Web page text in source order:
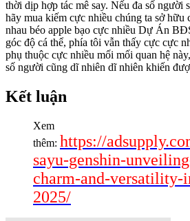
thời dịp hợp tác mê say. Nếu đa số người
hãy mua kiếm cực nhiều chúng ta sở hữu
nhau béo apple bạo cực nhiều Dự Án
góc độ cá thể, phía tôi vẫn thấy cực cực
phụ thuộc cực nhiều mối mối quan hệ
số người cũng dĩ nhiên dĩ nhiên khiến
Kết luận
Xem
thêm: https://
sayu-genshin-
charm-and-versatility-
2025/